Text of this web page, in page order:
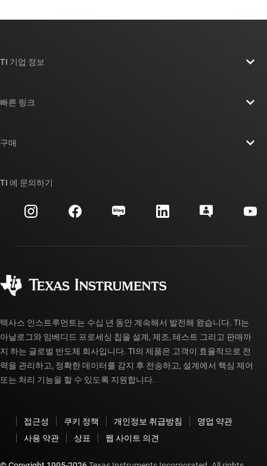
TI 기업 정보
투자 관계
제조
빠른 링크
대체품 검색
고객 지원 센터
myTI 계정 FAQ
구매
주문 FAQ
TI 에 문의하기
텍사스 인스트루먼트는 수십 년 동안 계속해서 발전해 왔습니다. TI는
아날로그와 임베디드 프로세싱 칩을 설계, 제조, 테스트 그리고 판매까
지 하는 글로벌 반도체 회사입니다. TI의 제품은 고객이 효율적으로 전
력을 관리하고, 정확한 데이터를 감지 후 전송하고, 설계에서 핵심 제어
또는 처리 기능을 할 수 있도록 지원합니다.
접근성 쿠키 정책 개인정보 취급방침
영업 약관
사용 약관
상표 웹 사이트 의견